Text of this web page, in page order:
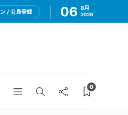
/ 会員登録 06 8月
2026
0